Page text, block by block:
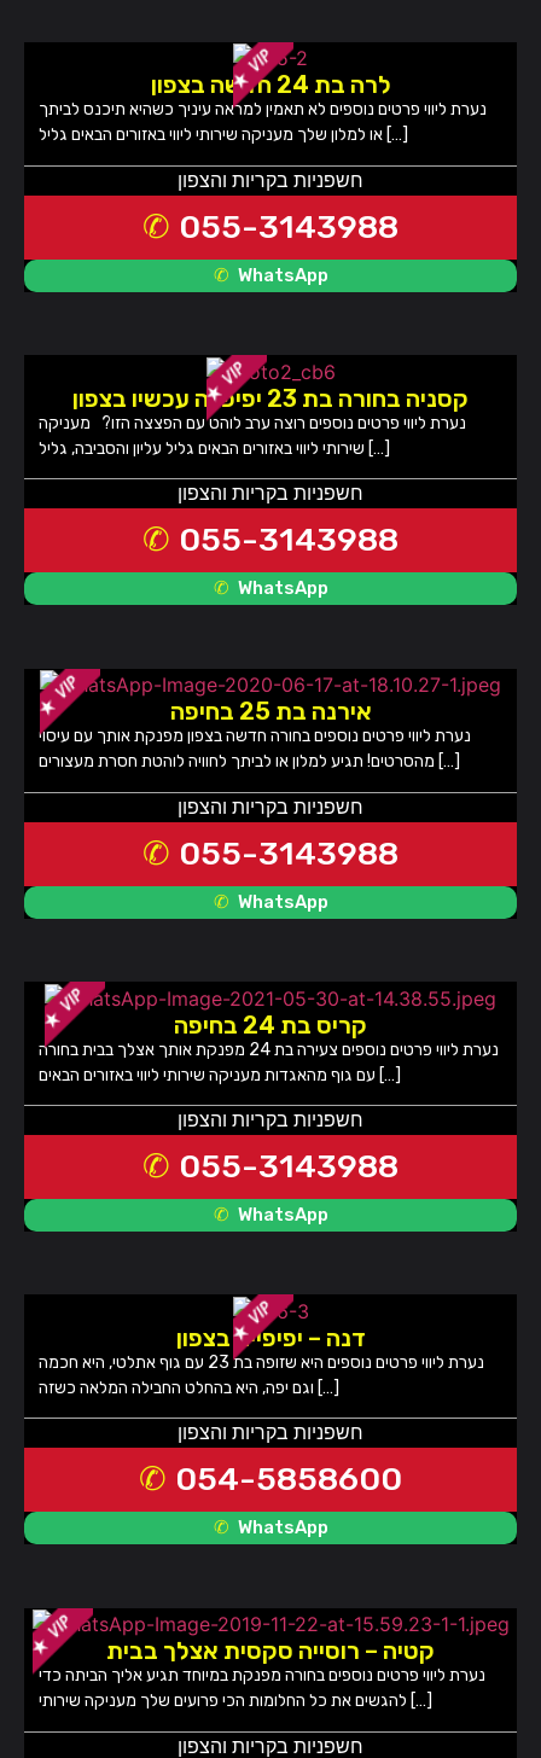
לרה בת 24 חדשה בצפון
נערת ליווי פרטים נוספים לא תאמין למראה עיניך כשהיא תיכנס לביתך
או למלון שלך מעניקה שירותי ליווי באזורים הבאים גליל […]
חשפניות בקריות והצפון
055-3143988
WhatsApp
קסניה בחורה בת 23 יפיפייה עכשיו בצפון
נערת ליווי פרטים נוספים רוצה ערב לוהט עם הפצצה הזו? מעניקה
שירותי ליווי באזורים הבאים גליל עליון והסביבה, גליל […]
חשפניות בקריות והצפון
055-3143988
WhatsApp
אירנה בת 25 בחיפה
נערת ליווי פרטים נוספים בחורה חדשה בצפון מפנקת אותך עם עיסוי
מהסרטים! תגיע למלון או לביתך לחוויה לוהטת חסרת מעצורים […]
חשפניות בקריות והצפון
055-3143988
WhatsApp
קריס בת 24 בחיפה
נערת ליווי פרטים נוספים צעירה בת 24 מפנקת אותך אצלך בבית בחורה
עם גוף מהאגדות מעניקה שירותי ליווי באזורים הבאים […]
חשפניות בקריות והצפון
055-3143988
WhatsApp
דנה – יפיפייה בצפון
נערת ליווי פרטים נוספים היא שזופה בת 23 עם גוף אתלטי, היא חכמה
וגם יפה, היא בהחלט החבילה המלאה כשזה […]
חשפניות בקריות והצפון
054-5858600
WhatsApp
קטיה – רוסייה סקסית אצלך בבית
נערת ליווי פרטים נוספים בחורה מפנקת במיוחד תגיע אליך הביתה כדי
להגשים את כל החלומות הכי פרועים שלך מעניקה שירותי […]
חשפניות בקריות והצפון